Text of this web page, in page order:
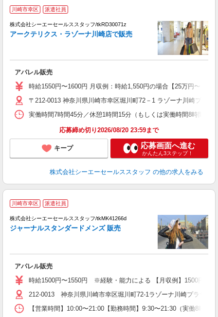
川崎市幸区 派遣社員
株式会社シーエーセールススタッフ/tkRD30071z
アークテリクス・ラゾーナ川崎店で販売
アパレル販売
時給1550円〜1600円 月収例：時給1,550円の場合【25万円〜】
〒212-0013 神奈川県川崎市幸区堀川町72－1 ラゾーナ川崎プラザ
実働時間7時間45分／休憩1時間15分（もしくは実働時間8時間
応募締め切り2026/08/20 23:59まで
キープ 応募画面へ進む
かんたん3ステップ！
株式会社シーエーセールススタッフ の他の求人をみる
川崎市幸区 派遣社員
株式会社シーエーセールススタッフ/tkMK41266d
ジャーナルスタンダードメンズ 販売
アパレル販売
時給1500円〜1550円 ※経験・能力による 【月収例】1500円×8
212-0013 神奈川県川崎市幸区堀川町72-1ラゾーナ川崎プラザ 2F
【営業時間】10:00〜21:00【勤務時間】9:30〜21:30（実働8時